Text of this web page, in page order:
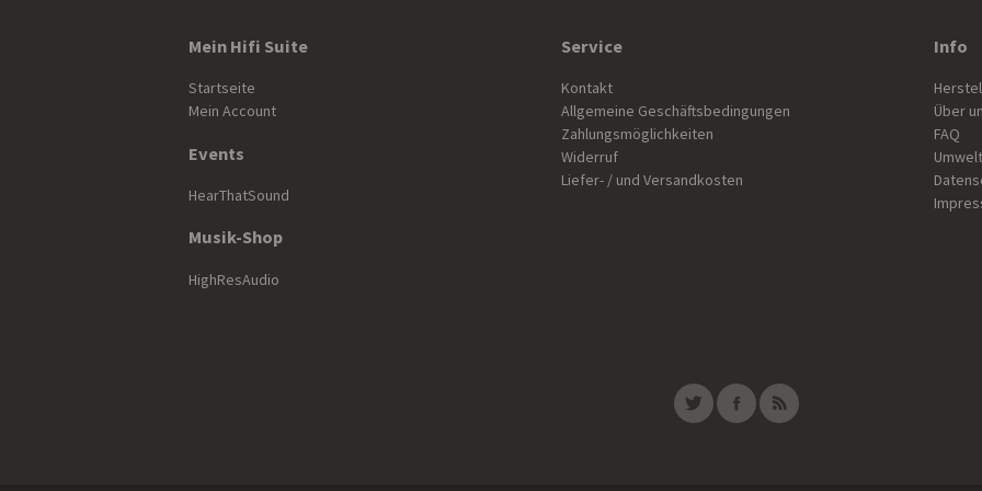
Mein Hifi Suite
Startseite
Mein Account
Events
HearThatSound
Musik-Shop
HighResAudio
Service
Kontakt
Allgemeine Geschäftsbedingungen
Zahlungsmöglichkeiten
Widerruf
Liefer- / und Versandkosten
Info
Über
FAQ